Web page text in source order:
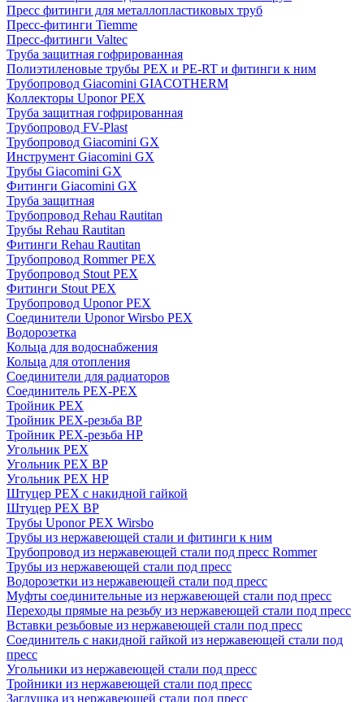
Пресс фитинги для металлопластиковых труб
Пресс-фитинги Tiemme
Пресс-фитинги Valtec
Труба защитная гофрированная
Полиэтиленовые трубы PEX и PE-RT и фитинги к ним
Трубопровод Giacomini GIACOTHERM
Коллекторы Uponor PEX
Труба защитная гофрированная
Трубопровод FV-Plast
Трубопровод Giacomini GX
Инструмент Giacomini GX
Трубы Giacomini GX
Фитинги Giacomini GX
Труба защитная
Трубопровод Rehau Rautitan
Трубы Rehau Rautitan
Фитинги Rehau Rautitan
Трубопровод Rommer PEX
Трубопровод Stout PEX
Фитинги Stout PEX
Трубопровод Uponor PEX
Соединители Uponor Wirsbo PEX
Водорозетка
Кольца для водоснабжения
Кольца для отопления
Соединители для радиаторов
Соединитель PEX-PEX
Тройник PEX
Тройник PEX-резьба ВР
Тройник PEX-резьба НР
Угольник PEX
Угольник PEX ВР
Угольник PEX НР
Штуцер PEX c накидной гайкой
Штуцер PEX ВР
Трубы Uponor PEX Wirsbo
Трубы из нержавеющей стали и фитинги к ним
Трубопровод из нержавеющей стали под пресс Rommer
Трубы из нержавеющей стали под пресс
Водорозетки из нержавеющей стали под пресс
Муфты соединительные из нержавеющей стали под пресс
Переходы прямые на резьбу из нержавеющей стали под пресс
Вставки резьбовые из нержавеющей стали под пресс
Соединитель с накидной гайкой из нержавеющей стали под
пресс
Угольники из нержавеющей стали под пресс
Тройники из нержавеющей стали под пресс
Заглушка из нержавеющей стали под пресс